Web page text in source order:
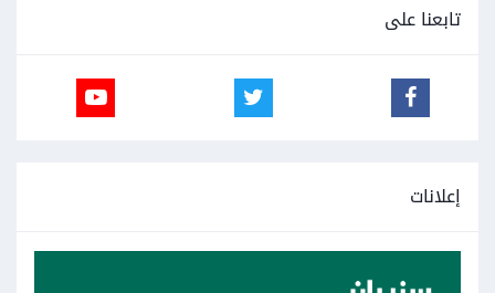
تابعنا على
إعلانات